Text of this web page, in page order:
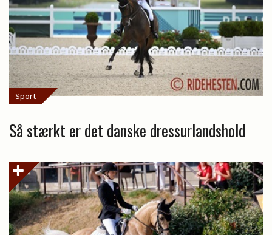
Sport
Så stærkt er det danske dressurlandshold